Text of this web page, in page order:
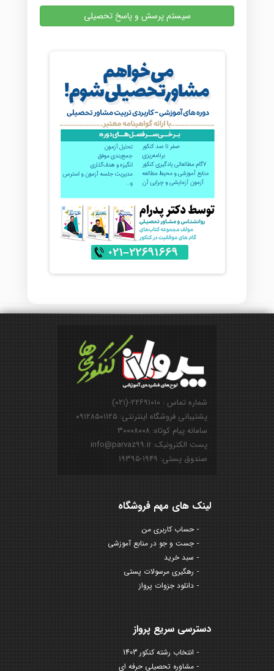
سیستم پرسش و پاسخ تحصیلی
شماره تماس : ۲۲۶۹۱۰۱۰-(۰۲۱)
پشتیبانی فروشگاه اینترنتی: ۰۹۱۲۸۵۰۱۱۲۵
سامانه پیام کوتاه: ۳۰۰۰۸۰۰۸
پست الکترونیک: info@parvaz99.ir
صندوق پستی: ۱۹۴۹-۱۹۳۹۵
لینک های مهم فروشگاه
حساب کاربری من
جست و جو در منابع آموزشی
سبد خرید
رهگیری مرسولات پستی
دانلود جزوات پرواز
دسترسی سریع پرواز
انتخاب رشته کنکور 1403
مشاوره تحصیلی حرفه ای